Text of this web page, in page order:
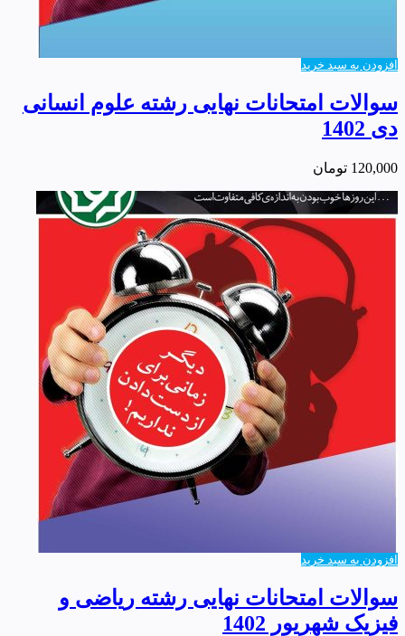
افزودن به سبد خرید
سوالات امتحانات نهایی رشته علوم انسانی
دی 1402
120,000 تومان
افزودن به سبد خرید
سوالات امتحانات نهایی رشته ریاضی و
فیزیک شهریور 1402